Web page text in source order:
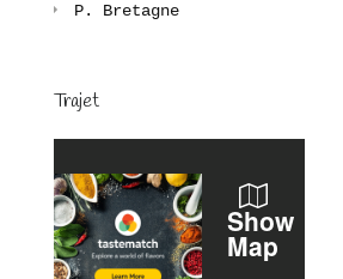
P. Bretagne
Trajet